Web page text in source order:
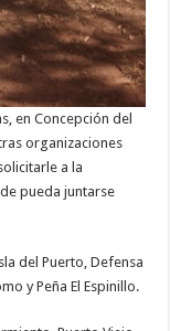
en Concepción del
organizaciones
a la
pueda juntarse
del Puerto, Defensa
y Peña El Espinillo.